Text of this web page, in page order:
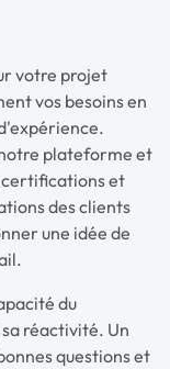
votre projet
vos besoins en
plateforme et
certifications et
des clients
une idée de
du
réactivité. Un
questions et